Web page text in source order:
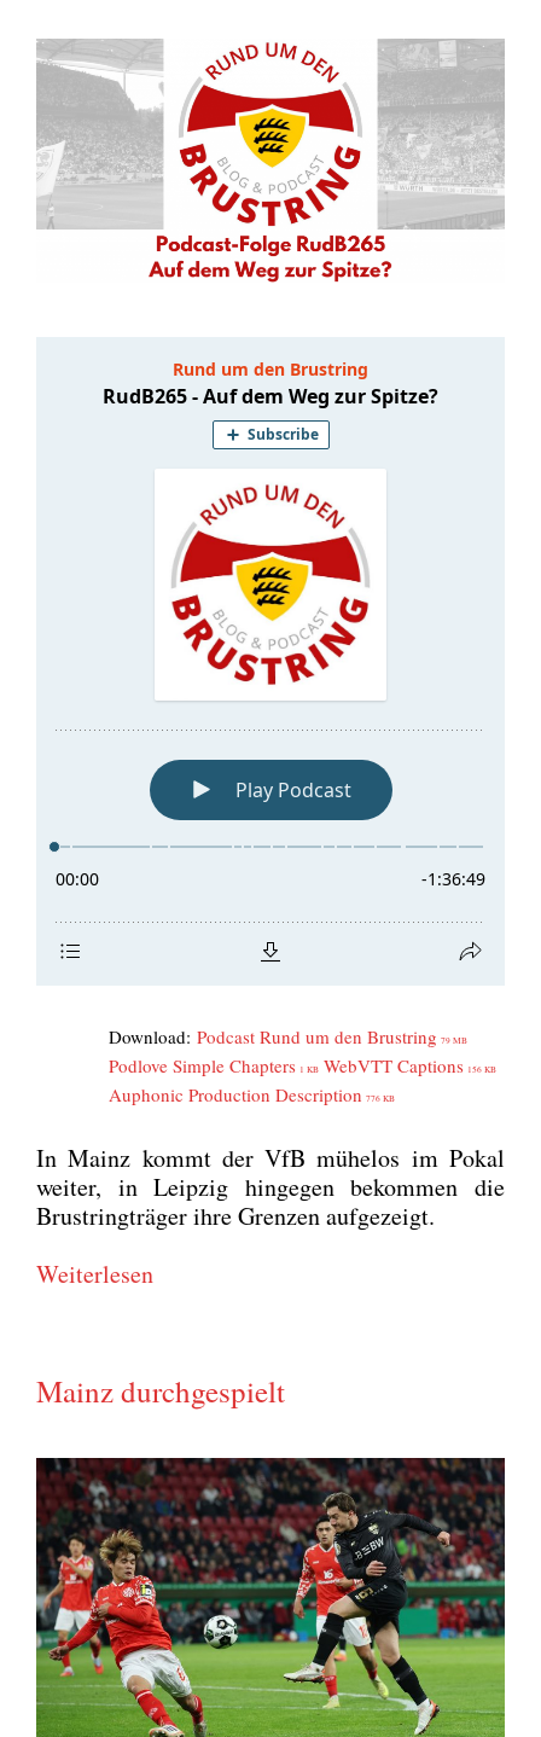
Down­load: Pod­cast Rund um den Brust­ring 79 MB
Pod­l­ove Simp­le Chap­ters 1 KB WebVTT Cap­ti­ons 156 KB
Aupho­nic Pro­duc­tion Descrip­ti­on 776 KB
In Mainz kommt der VfB mühe­los im Pokal
wei­ter, in Leip­zig hin­ge­gen bekom­men die
Brust­ring­trä­ger ihre Gren­zen auf­ge­zeigt.
Wei­ter­le­sen
Mainz durchgespielt